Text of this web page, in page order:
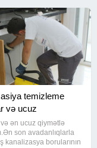
temizleme
xidməi
temizleme
və ucuz
ən ucuz qiymətlə
son avadanlıqlarla
kanalizasya borularının